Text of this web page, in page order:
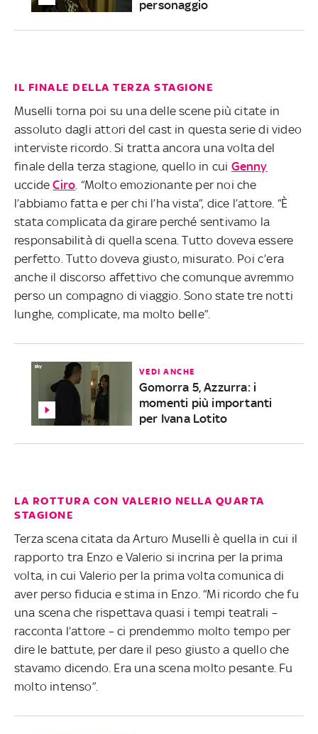
personaggio
IL FINALE DELLA TERZA STAGIONE
Muselli torna poi su una delle scene più citate in
assoluto dagli attori del cast in questa serie di video
interviste ricordo. Si tratta ancora una volta del
finale della terza stagione, quello in cui Genny
uccideCiro . “Molto emozionante per noi che
l’abbiamo fatta e per chi l’ha vista”, dice l’attore. “È
stata complicata da girare perché sentivamo la
responsabilità di quella scena. Tutto doveva essere
perfetto. Tutto doveva giusto, misurato. Poi c’era
anche il discorso affettivo che comunque avremmo
perso un compagno di viaggio. Sono state tre notti
lunghe, complicate, ma molto belle”.
VEDI ANCHE
Gomorra 5, Azzurra: i
momenti più importanti
per Ivana Lotito
LA ROTTURA CON VALERIO NELLA QUARTA
STAGIONE
Terza scena citata da Arturo Muselli è quella in cui il
rapporto tra Enzo e Valerio si incrina per la prima
volta, in cui Valerio per la prima volta comunica di
aver perso fiducia e stima in Enzo. “Mi ricordo che fu
una scena che rispettava quasi i tempi teatrali –
racconta l’attore – ci prendemmo molto tempo per
dire le battute, per dare il peso giusto a quello che
stavamo dicendo. Era una scena molto pesante. Fu
molto intenso”.